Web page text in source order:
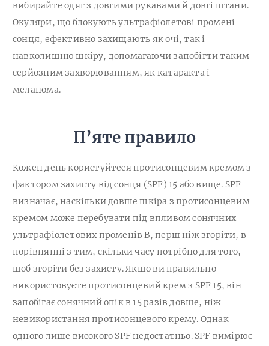
вибирайте одяг з довгими рукавами й довгі штани.
Окуляри, що блокують ультрафіолетові промені
сонця, ефективно захищають як очі, так і
навколишню шкіру, допомагаючи запобігти таким
серйозним захворюванням, як катаракта і
меланома.
П’яте правило
Кожен день користуйтеся протисонцевим кремом з
фактором захисту від сонця (SPF) 15 або вище. SPF
визначає, наскільки довше шкіра з протисонцевим
кремом може перебувати під впливом сонячних
ультрафіолетових променів B, перш ніж згоріти, в
порівнянні з тим, скільки часу потрібно для того,
щоб згоріти без захисту. Якщо ви правильно
використовуєте протисонцевий крем з SPF 15, він
запобігає сонячний опік в 15 разів довше, ніж
невикористання протисонцевого крему. Однак
одного лише високого SPF недостатньо. SPF вимірює